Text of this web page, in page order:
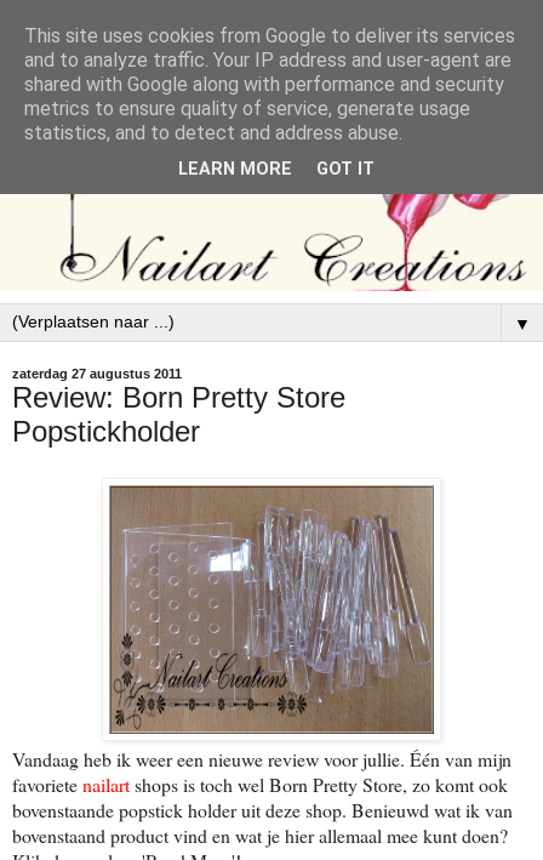
▼
zaterdag 27 augustus 2011
Review: Born Pretty Store
Popstickholder
Vandaag heb ik weer een nieuwe review voor jullie. Één van mijn
favorietenailartshops is toch wel Born Pretty Store, zo komt ook
bovenstaande popstick holder uit deze shop. Benieuwd wat ik van
bovenstaand product vind en wat je hier allemaal mee kunt doen?
This site uses cookies from Google to deliver its services
and to analyze traffic. Your IP address and user-agent are
shared with Google along with performance and security
metrics to ensure quality of service, generate usage
statistics, and to detect and address abuse.
LEARN MORE GOT IT